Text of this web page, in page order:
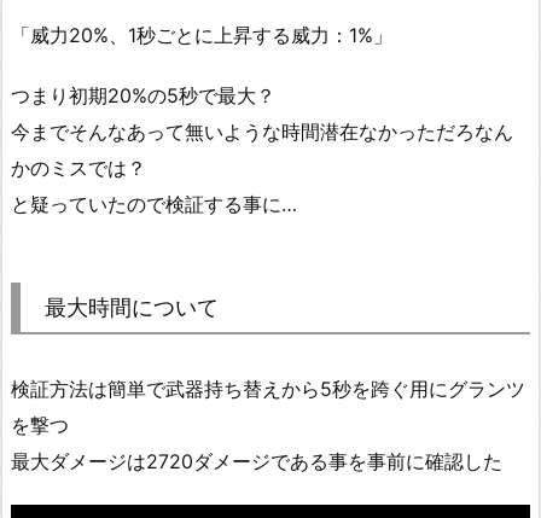
「威力20%、1秒ごとに上昇する威力：1%」
つまり初期20%の5秒で最大？
今までそんなあって無いような時間潜在なかっただろなん
かのミスでは？
と疑っていたので検証する事に…
最大時間について
検証方法は簡単で武器持ち替えから5秒を跨ぐ用にグランツ
を撃つ
最大ダメージは2720ダメージである事を事前に確認した